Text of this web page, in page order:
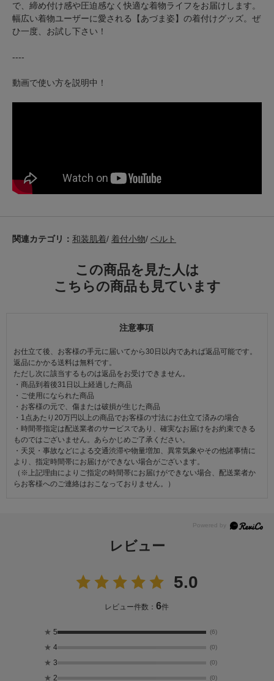
で、締め付け感や圧迫感なく快適な着物ライフをお届けします。
幅広い着物ユーザーに愛される【あづま姿】の着付けグッズ。ぜ
ひ一度、お試し下さい！
----
動画で使い方を説明中！
関連カテゴリ： 和装肌着/ 着付小物/ ベルト
この商品を見た人は
こちらの商品も見ています
注意事項
お仕立て後、お客様の手元に届いてから30日以内であれば返品可能です。
返品にかかる送料は無料です。
ただし次に該当するものは返品をお受けできません。
・商品到着後31日以上経過した商品
・ご使用になられた商品
・お客様の元で、傷または破損が生じた商品
・1点あたり20万円以上の商品でお客様の寸法にお仕立て済みの場合
・時間帯指定は配送業者のサービスであり、確実なお届けをお約束できる
ものではございません。あらかじめご了承ください。
・天災・事故などによる交通渋滞や物量増加、異常気象やその他諸事情に
より、指定時間帯にお届けができない場合がございます。
（※上記理由によりご指定の時間帯にお届けができない場合、配送業者か
らお客様へのご連絡はおこなっておりません。）
レビュー
5.0
レビュー件数：6件
★ 5 (6)
★ 4 (0)
★ 3 (0)
★ 2 (0)